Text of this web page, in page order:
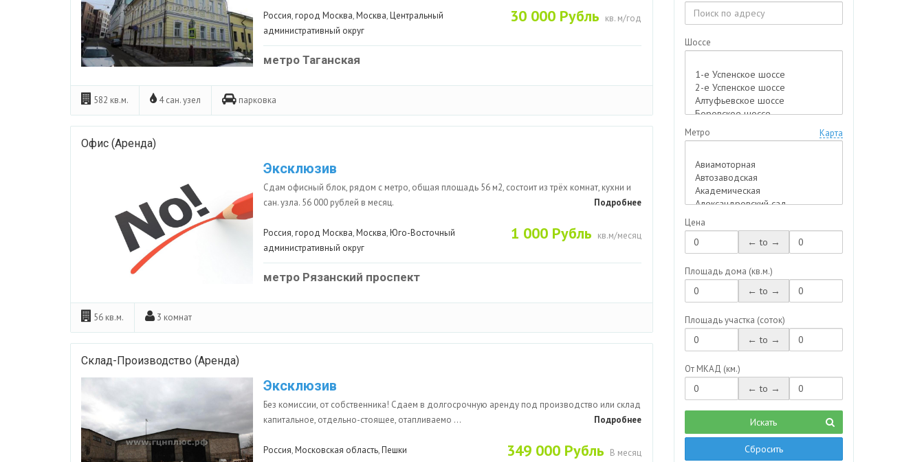
30 000 Рубль кв. м/год
Россия,город Москва,Москва,Центральный
административный округ
метро Таганская
582 кв.м. 4 сан. узел парковка
Офис (Аренда)
Эксклюзив
Сдам офисный блок, рядом с метро, общая площадь 56 м2, состоит из трёх комнат, кухни и
сан. узла. 56 000 рублей в месяц.
Подробнее
1 000 Рубль кв.м/месяц
Россия,город Москва,Москва,Юго-Восточный
административный округ
метро Рязанский проспект
56 кв.м. 3 комнат
Склад-Производство (Аренда)
Эксклюзив
Без комиссии, от собственника! Сдаем в долгосрочную аренду под производство или склад
капитальное, отдельно-стоящее, отапливаемо ...
Подробнее
349 000 Рубль В месяц
Россия,Московская область,Пешки
Дуплекс
Кафе
Коттедж
Мед. центр
Недвижимость для бизнеса
Отдельно стоящее здание
Офис-склад
Парикмахерская
Помещение свободного
назначения
Ресторан
Салон красоты
Сауна
Склад
Сфера услуг
Таунхаус
Торговая площадь
Шоу-рум
Элитная квартира
Шоссе
Метро Карта
Цена
← to →
Площадь дома (кв.м.)
← to →
Площадь участка (соток)
← to →
От МКАД (км.)
← to →
Искать
Сбросить